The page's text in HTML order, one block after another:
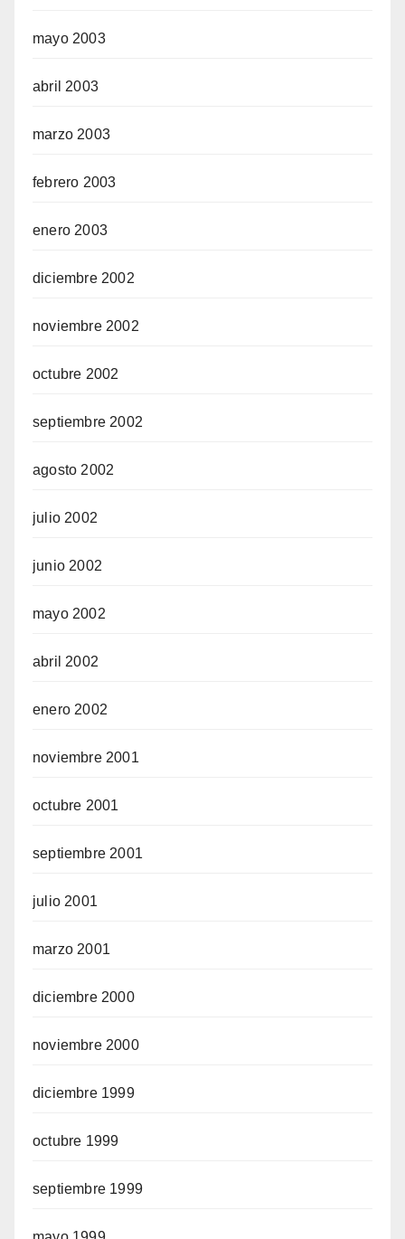
mayo 2003
abril 2003
marzo 2003
febrero 2003
enero 2003
diciembre 2002
noviembre 2002
octubre 2002
septiembre 2002
agosto 2002
julio 2002
junio 2002
mayo 2002
abril 2002
enero 2002
noviembre 2001
octubre 2001
septiembre 2001
julio 2001
marzo 2001
diciembre 2000
noviembre 2000
diciembre 1999
octubre 1999
septiembre 1999